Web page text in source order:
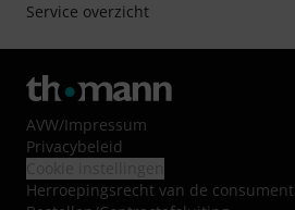
Service overzicht
AVW/Impressum
Privacybeleid
Herroepingsrecht van de consument